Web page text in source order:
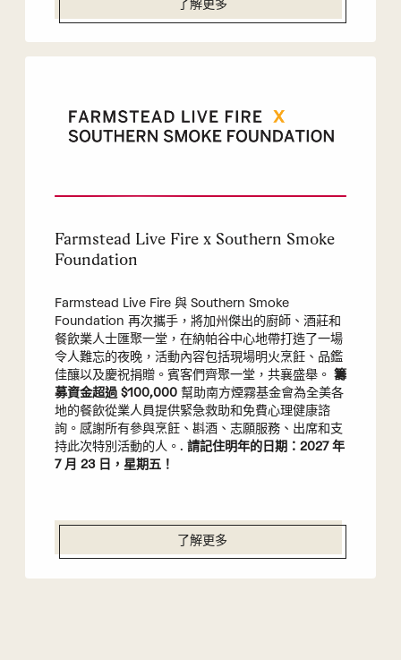
了解更多
Farmstead Live Fire x Southern Smoke
Foundation
Farmstead Live Fire 與 Southern Smoke
Foundation 再次攜手，將加州傑出的廚師、酒莊和
餐飲業人士匯聚一堂，在納帕谷中心地帶打造了一場
令人難忘的夜晚，活動內容包括現場明火烹飪、品鑑
佳釀以及慶祝捐贈。賓客們齊聚一堂，共襄盛舉。 籌
募資金超過 $100,000幫助南方煙霧基金會為全美各
地的餐飲從業人員提供緊急救助和免費心理健康諮
詢。感謝所有參與烹飪、斟酒、志願服務、出席和支
持此次特別活動的人。. 請記住明年的日期：2027 年
7 月 23 日，星期五！
了解更多